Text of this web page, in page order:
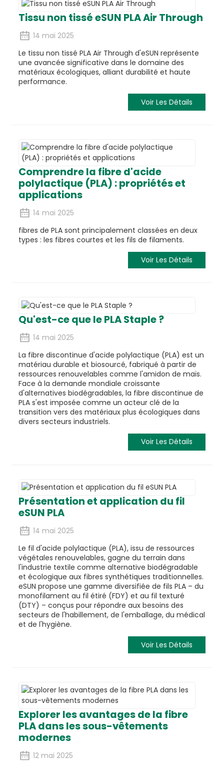
Tissu non tissé eSUN PLA Air Through
14 mai 2025
Le tissu non tissé PLA Air Through d'eSUN représente
une avancée significative dans le domaine des
matériaux écologiques, alliant durabilité et haute
performance.
Voir Les Détails
Comprendre la fibre d'acide
polylactique (PLA) : propriétés et
applications
14 mai 2025
fibres de PLA sont principalement classées en deux
types : les fibres courtes et les fils de filaments.
Voir Les Détails
Qu'est-ce que le PLA Staple ?
14 mai 2025
La fibre discontinue d'acide polylactique (PLA) est un
matériau durable et biosourcé, fabriqué à partir de
ressources renouvelables comme l'amidon de maïs.
Face à la demande mondiale croissante
d'alternatives biodégradables, la fibre discontinue de
PLA s'est imposée comme un acteur clé de la
transition vers des matériaux plus écologiques dans
divers secteurs industriels.
Voir Les Détails
Présentation et application du fil
eSUN PLA
14 mai 2025
Le fil d'acide polylactique (PLA), issu de ressources
végétales renouvelables, gagne du terrain dans
l'industrie textile comme alternative biodégradable
et écologique aux fibres synthétiques traditionnelles.
eSUN propose une gamme diversifiée de fils PLA – du
monofilament au fil étiré (FDY) et au fil texturé
(DTY) – conçus pour répondre aux besoins des
secteurs de l'habillement, de l'emballage, du médical
et de l'hygiène.
Voir Les Détails
Explorer les avantages de la fibre
PLA dans les sous-vêtements
modernes
12 mai 2025